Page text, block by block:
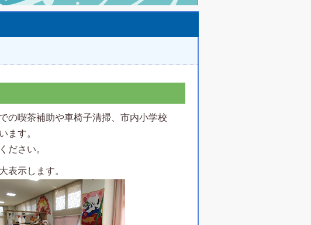
の喫茶補助や車椅子清掃、市内小学校
ます。
ださい。
示します。